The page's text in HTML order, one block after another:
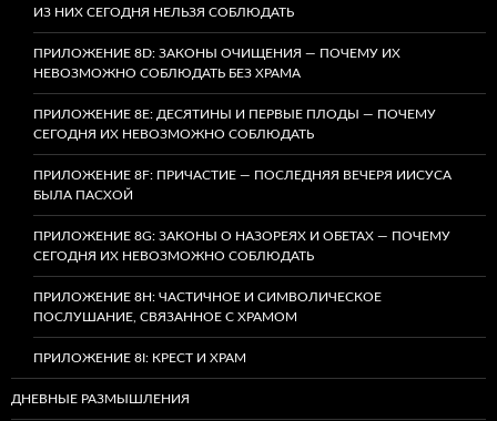
ИЗ НИХ СЕГОДНЯ НЕЛЬЗЯ СОБЛЮДАТЬ
ПРИЛОЖЕНИЕ 8D: ЗАКОНЫ ОЧИЩЕНИЯ — ПОЧЕМУ ИХ
НЕВОЗМОЖНО СОБЛЮДАТЬ БЕЗ ХРАМА
ПРИЛОЖЕНИЕ 8E: ДЕСЯТИНЫ И ПЕРВЫЕ ПЛОДЫ — ПОЧЕМУ
СЕГОДНЯ ИХ НЕВОЗМОЖНО СОБЛЮДАТЬ
ПРИЛОЖЕНИЕ 8F: ПРИЧАСТИЕ — ПОСЛЕДНЯЯ ВЕЧЕРЯ ИИСУСА
БЫЛА ПАСХОЙ
ПРИЛОЖЕНИЕ 8G: ЗАКОНЫ О НАЗОРЕЯХ И ОБЕТАХ — ПОЧЕМУ
СЕГОДНЯ ИХ НЕВОЗМОЖНО СОБЛЮДАТЬ
ПРИЛОЖЕНИЕ 8H: ЧАСТИЧНОЕ И СИМВОЛИЧЕСКОЕ
ПОСЛУШАНИЕ, СВЯЗАННОЕ С ХРАМОМ
ПРИЛОЖЕНИЕ 8I: КРЕСТ И ХРАМ
ДНЕВНЫЕ РАЗМЫШЛЕНИЯ